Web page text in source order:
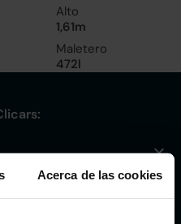
Acerca de las cookies
Alto
1,61m
Maletero
472l